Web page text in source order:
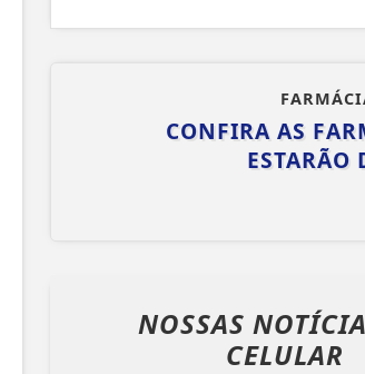
CONFIRA AS
ESTARÃO
NOSSAS
CELULAR